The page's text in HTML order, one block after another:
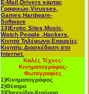
E-Mail,Drivers κάρτας
Γραφικών,Virusses,
Games,Hardware-
Software
13)Erotic Sites,Music,
Watch People ,Hackers,
Κινητά Τηλέφωνα,Εταιρείες
Κινητής,Διασκέδαση στο
Internet.
Καλές Τέχνες-
Κινηματογράφος-
Φωτογραφίες
1)Κινηματογράφος
2)Θέατρο
3)Παιχνίδια-Χιούμορ